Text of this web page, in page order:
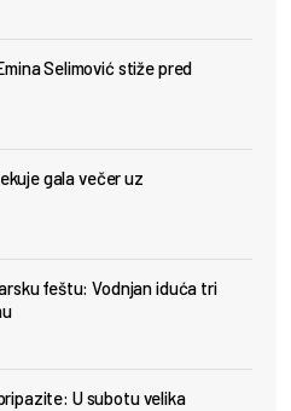
Selimović stiže pred
gala večer uz
feštu: Vodnjan iduća tri
U subotu velika